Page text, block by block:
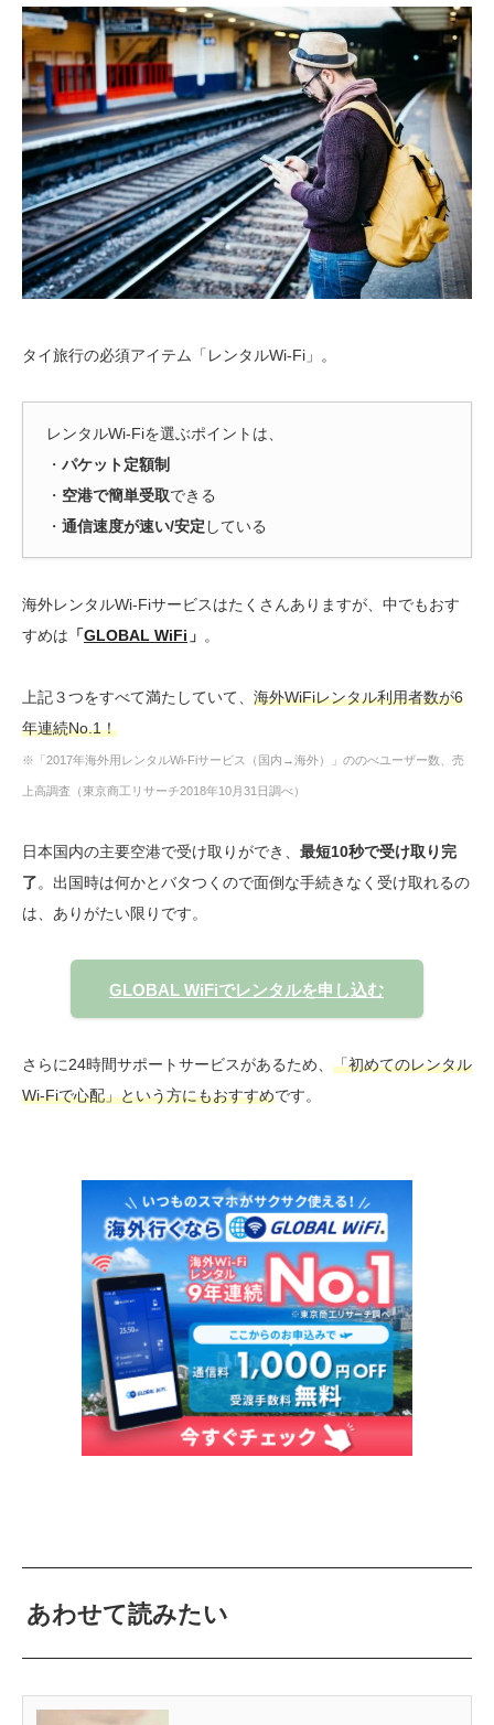
タイ旅行の必須アイテム「レンタルWi-Fi」。
レンタルWi-Fiを選ぶポイントは、
・ パケット定額制
・ 空港で簡単受取できる
・ 通信速度が速い/安定 している
海外レンタルWi-Fiサービスはたくさんありますが、中でもおす
すめは 「GLOBAL WiFi 」 。
上記３つをすべて満たしていて、 海外WiFiレンタル利用者数が6
年連続No.1！
※「2017年海外用レンタルWi-Fiサービス（国内→海外）」ののべユーザー数、売
上高調査（東京商工リサーチ2018年10月31日調べ）
日本国内の主要空港で受け取りができ、 最短10秒で受け取り完
了。出国時は何かとバタつくので面倒な手続きなく受け取れるの
は、ありがたい限りです。
GLOBAL WiFiでレンタルを申し込む
さらに24時間サポートサービスがあるため、 「初めてのレンタル
Wi-Fiで心配」という方にもおすすめです。
あわせて読みたい